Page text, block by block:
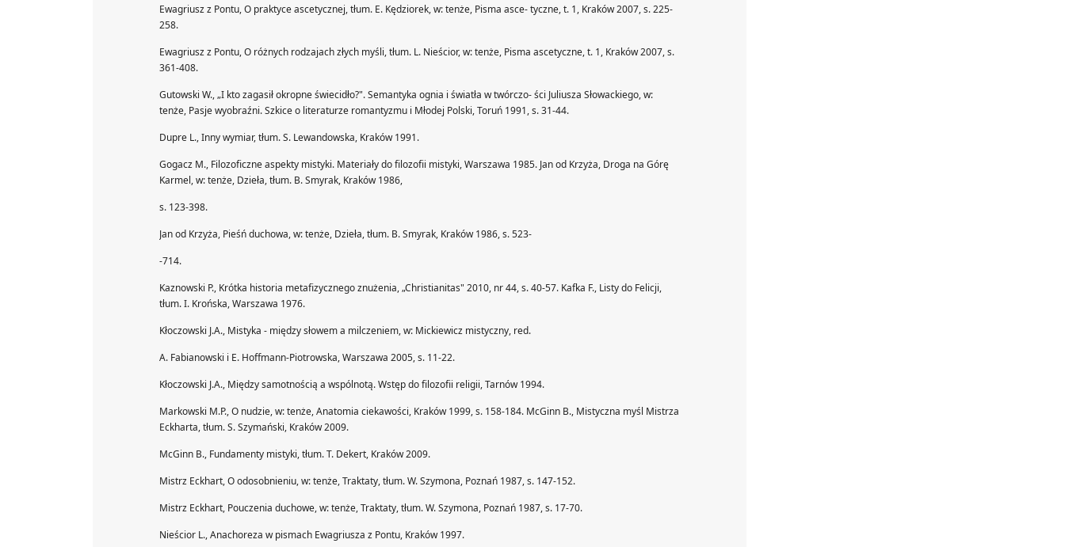
Ewagriusz z Pontu, O praktyce ascetycznej, tłum. E. Kędziorek, w: tenże, Pisma asce- tyczne, t. 1, Kraków 2007, s. 225-
258.
Ewagriusz z Pontu, O różnych rodzajach złych myśli, tłum. L. Nieścior, w: tenże, Pisma ascetyczne, t. 1, Kraków 2007, s.
361-408.
Gutowski W., „I kto zagasił okropne świecidło?". Semantyka ognia i światła w twórczo- ści Juliusza Słowackiego, w:
tenże, Pasje wyobraźni. Szkice o literaturze romantyzmu i Młodej Polski, Toruń 1991, s. 31-44.
Dupre L., Inny wymiar, tłum. S. Lewandowska, Kraków 1991.
Gogacz M., Filozoficzne aspekty mistyki. Materiały do filozofii mistyki, Warszawa 1985. Jan od Krzyża, Droga na Górę
Karmel, w: tenże, Dzieła, tłum. B. Smyrak, Kraków 1986,
s. 123-398.
Jan od Krzyża, Pieśń duchowa, w: tenże, Dzieła, tłum. B. Smyrak, Kraków 1986, s. 523-
-714.
Kaznowski P., Krótka historia metafizycznego znużenia, „Christianitas" 2010, nr 44, s. 40-57. Kafka F., Listy do Felicji,
tłum. I. Krońska, Warszawa 1976.
Kłoczowski J.A., Mistyka - między słowem a milczeniem, w: Mickiewicz mistyczny, red.
A. Fabianowski i E. Hoffmann-Piotrowska, Warszawa 2005, s. 11-22.
Kłoczowski J.A., Między samotnością a wspólnotą. Wstęp do filozofii religii, Tarnów 1994.
Markowski M.P., O nudzie, w: tenże, Anatomia ciekawości, Kraków 1999, s. 158-184. McGinn B., Mistyczna myśl Mistrza
Eckharta, tłum. S. Szymański, Kraków 2009.
McGinn B., Fundamenty mistyki, tłum. T. Dekert, Kraków 2009.
Mistrz Eckhart, O odosobnieniu, w: tenże, Traktaty, tłum. W. Szymona, Poznań 1987, s. 147-152.
Mistrz Eckhart, Pouczenia duchowe, w: tenże, Traktaty, tłum. W. Szymona, Poznań 1987, s. 17-70.
Nieścior L., Anachoreza w pismach Ewagriusza z Pontu, Kraków 1997.